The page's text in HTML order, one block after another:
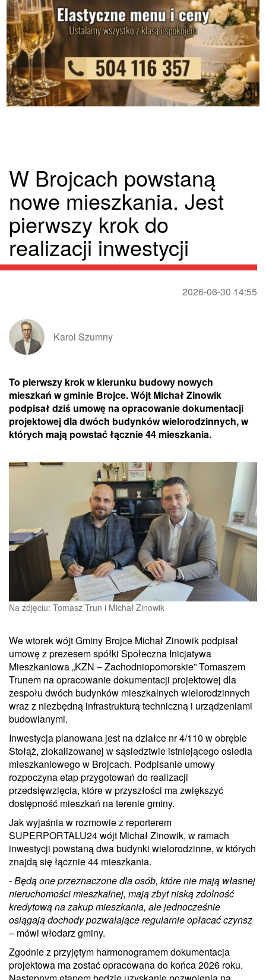
W Brojcach powstaną
nowe mieszkania. Jest
pierwszy krok do
realizacji inwestycji
2026-06-30 14:55
Karol Szumny
To pierwszy krok w kierunku budowy nowych
mieszkań w gminie Brojce. Wójt Michał Zinowik
podpisał dziś umowę na opracowanie dokumentacji
projektowej dla dwóch budynków wielorodzinnych, w
których mają powstać łącznie 44 mieszkania.
Na zdjęciu: Tomasz Trun i Michał Zinowik
We wtorek wójt Gminy Brojce Michał Zinowik podpisał
umowę z prezesem spółki Społeczna Inicjatywa
Mieszkaniowa „KZN – Zachodniopomorskie” Tomaszem
Trunem na opracowanie dokumentacji projektowej dla
zespołu dwóch budynków mieszkalnych wielorodzinnych
wraz z niezbędną infrastrukturą techniczną i urządzeniami
budowlanymi.
Inwestycja planowana jest na działce nr 4/110 w obrębie
Stołąż, zlokalizowanej w sąsiedztwie istniejącego osiedla
mieszkaniowego w Brojcach. Podpisanie umowy
rozpoczyna etap przygotowań do realizacji
przedsięwzięcia, które w przyszłości ma zwiększyć
dostępność mieszkań na terenie gminy.
Jak wyjaśnia w rozmowie z reporterem
SUPERPORTALU24 wójt Michał Zinowik, w ramach
inwestycji powstaną dwa budynki wielorodzinne, w których
znajdą się łącznie 44 mieszkania.
- Będą one przeznaczone dla osób, które nie mają własnej
nieruchomości mieszkalnej, mają zbyt niską zdolność
kredytową na zakup mieszkania, ale jednocześnie
osiągają dochody pozwalające regularnie opłacać czynsz
– mówi włodarz gminy.
Zgodnie z przyjętym harmonogramem dokumentacja
projektowa ma zostać opracowana do końca 2026 roku.